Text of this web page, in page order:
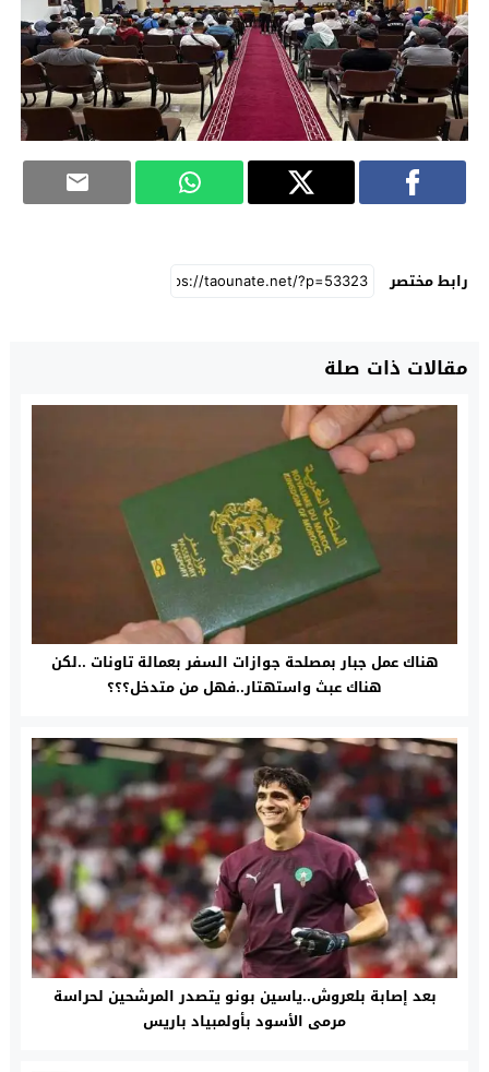
رابط مختصر
مقالات ذات صلة
هناك عمل جبار بمصلحة جوازات السفر بعمالة تاونات ..لكن
هناك عبث واستهتار..فهل من متدخل؟؟؟
بعد إصابة بلعروش..ياسين بونو يتصدر المرشحين لحراسة
مرمى الأسود بأولمبياد باريس